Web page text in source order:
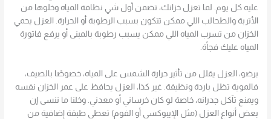
عليه كل يوم. لما تعزل خزانك، تضمن أول شي نظافة المياه وخلوها من
الأتربة والطحالب اللي ممكن تتكون بسبب الرطوبة أو الحرارة. العزل يحمي
الخزان من تسرب المياه اللي ممكن يسبب رطوبة بالمبنى أو يرفع فاتورة
المياه عليك فجأة.
برضو، العزل يقلل من تأثير حرارة الشمس على المياه، خصوصًا بالصيف،
فالموية تظل باردة ونظيفة. غير كذا، العزل يحافظ على عمر الخزان نفسه
ويمنع تآكل جدرانه، خاصة لو كان خرساني أو معدني. وخلنا ما ننسى إن
بعض أنواع العزل (مثل الإيبوكسي أو الفوم) تعطي طبقة إضافية من